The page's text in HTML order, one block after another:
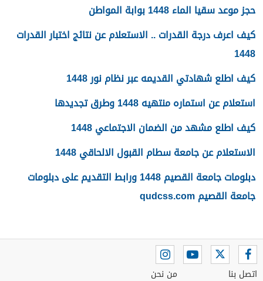
حجز موعد سقيا الماء 1448 بوابة المواطن
كيف اعرف درجة القدرات .. الاستعلام عن نتائج اختبار القدرات
1448
كيف اطلع شهادتي القديمه عبر نظام نور 1448
استعلام عن استماره منتهيه 1448 وطرق تجديدها
كيف اطلع مشهد من الضمان الاجتماعي 1448
الاستعلام عن جامعة سطام القبول الالحاقي 1448
دبلومات جامعة القصيم 1448 ورابط التقديم على دبلومات
جامعة القصيم qudcss.com
اتصل بنا من نحن